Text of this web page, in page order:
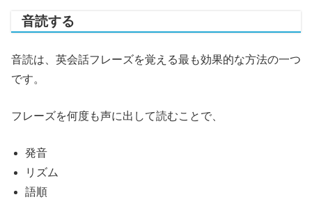
音読する
音読は、英会話フレーズを覚える最も効果的な方法の一つ
です。
フレーズを何度も声に出して読むことで、
発音
リズム
語順